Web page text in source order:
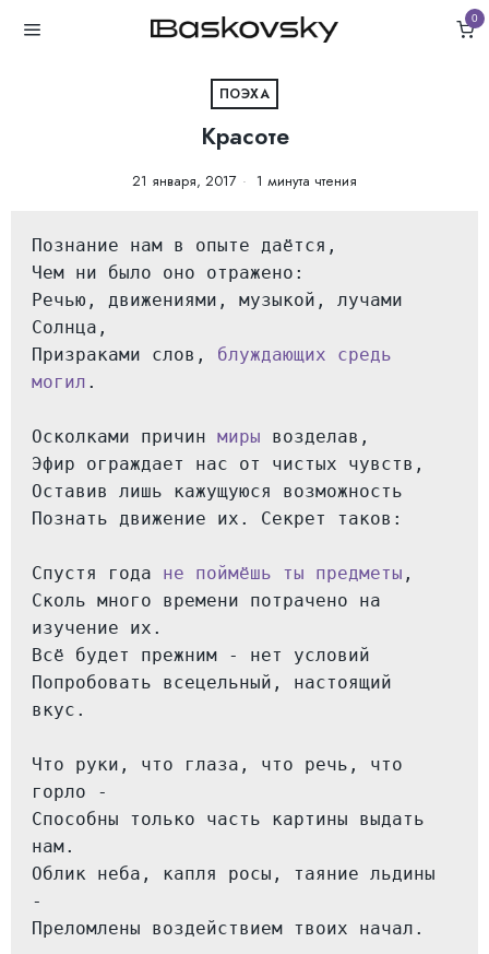
0
ПОЭХА
Красоте
21 января, 2017 1 минута чтения
Познание нам в опыте даётся,
Чем ни было оно отражено:
Речью, движениями, музыкой, лучами
Солнца,
Призраками слов, блуждающих средь
могил .
Осколками причин миры возделав,
Эфир ограждает нас от чистых чувств,
Оставив лишь кажущуюся возможность
Познать движение их. Секрет таков:
Спустя года не поймёшь ты предметы ,
Сколь много времени потрачено на
изучение их.
Всё будет прежним - нет условий
Попробовать всецельный, настоящий
вкус.
Что руки, что глаза, что речь, что
горло -
Способны только часть картины выдать
нам.
Облик неба, капля росы, таяние льдины
-
Преломлены воздействием твоих начал.